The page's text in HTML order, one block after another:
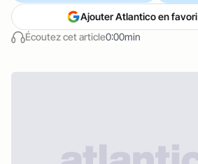
Écoutez cet article0:00min
Ajouter Atlantico en favori